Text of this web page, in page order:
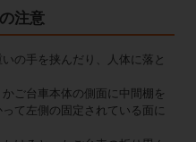
注意
の手を挟んだり、人体に落と
ご台車本体の側面に中間棚を
て左側の固定されている面に